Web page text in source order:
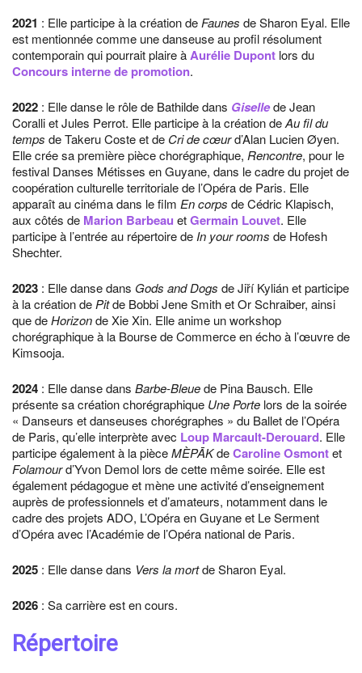
2021 : Elle participe à la création de Faunes de Sharon Eyal. Elle
est mentionnée comme une danseuse au profil résolument
contemporain qui pourrait plaire àAurélie Dupont lors du
Concours interne de promotion.
2022 : Elle danse le rôle de Bathilde dans Gisellede Jean
Coralli et Jules Perrot. Elle participe à la création deAu fil du
temps de Takeru Coste et de Cri de cœurd’Alan Lucien Øyen.
Elle crée sa première pièce chorégraphique, Rencontre, pour le
festival Danses Métisses en Guyane, dans le cadre du projet de
coopération culturelle territoriale de l’Opéra de Paris. Elle
apparaît au cinéma dans le film En corps de Cédric Klapisch,
aux côtés de Marion Barbeau etGermain Louvet. Elle
participe à l’entrée au répertoire de In your rooms de Hofesh
Shechter.
2023 : Elle danse dans Gods and Dogs de Jiří Kylián et participe
à la création de Pitde Bobbi Jene Smith et Or Schraiber, ainsi
que deHorizonde Xie Xin. Elle anime un workshop
chorégraphique à la Bourse de Commerce en écho à l’œuvre de
Kimsooja.
2024 : Elle danse dans Barbe-Bleuede Pina Bausch. Elle
présente sa création chorégraphique Une Porte lors de la soirée
« Danseurs et danseuses chorégraphes » du Ballet de l’Opéra
de Paris, qu’elle interprète avec Loup Marcault-Derouard. Elle
participe également à la pièceMÈPĀKdeCaroline Osmontet
Folamourd’Yvon Demol lors de cette même soirée. Elle est
également pédagogue et mène une activité d’enseignement
auprès de professionnels et d’amateurs, notamment dans le
cadre des projets ADO, L’Opéra en Guyane et Le Serment
d’Opéra avec l’Académie de l’Opéra national de Paris.
2025 : Elle danse dans Vers la mortde Sharon Eyal.
2026 : Sa carrière est en cours.
Répertoire